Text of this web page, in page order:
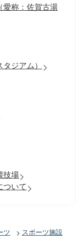
愛称：佐賀古湯
ジアム）
技場
ついて
ツ
スポーツ施設